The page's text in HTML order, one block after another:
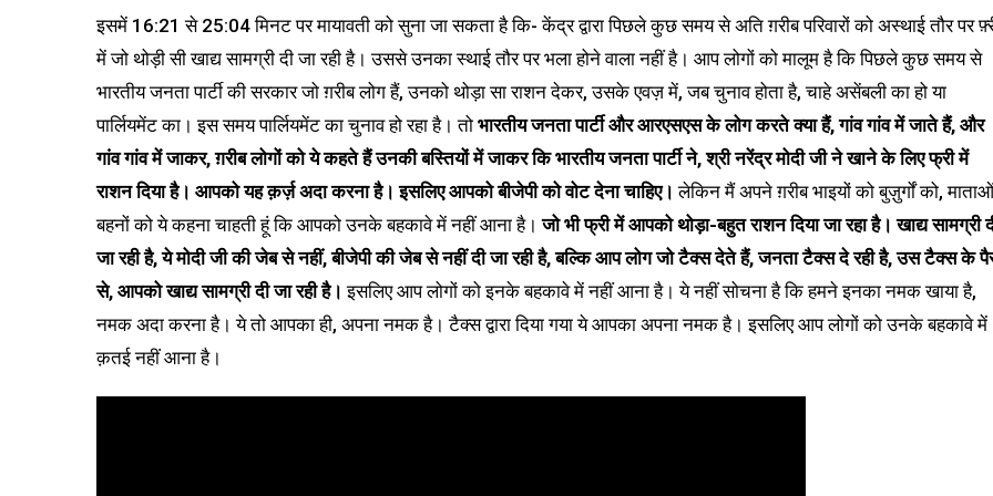
इसमें 16:21 से 25:04 मिनट पर मायावती को सुना जा सकता है कि- केंद्र द्वारा पिछले कुछ समय से अति ग़रीब परिवारों को अस्थाई तौर पर
में जो थोड़ी सी खाद्य सामग्री दी जा रही है। उससे उनका स्थाई तौर पर भला होने वाला नहीं है। आप लोगों को मालूम है कि पिछले कुछ समय से
भारतीय जनता पार्टी की सरकार जो ग़रीब लोग हैं, उनको थोड़ा सा राशन देकर, उसके एवज़ में, जब चुनाव होता है, चाहे असेंबली का हो या
पार्लियमेंट का। इस समय पार्लियमेंट का चुनाव हो रहा है। तो भारतीय जनता पार्टी और आरएसएस के लोग करते क्या हैं, गांव गांव में जाते हैं, और
गांव गांव में जाकर, ग़रीब लोगों को ये कहते हैं उनकी बस्तियों में जाकर कि भारतीय जनता पार्टी ने, श्री नरेंद्र मोदी जी ने खाने के लिए फ्री में
राशन दिया है। आपको यह क़र्ज़ अदा करना है। इसलिए आपको बीजेपी को वोट देना चाहिए। लेकिन मैं अपने ग़रीब भाइयों को बुज़ुर्गों को,
बहनों को ये कहना चाहती हूं कि आपको उनके बहकावे में नहीं आना है।जो भी फ्री में आपको थोड़ा-बहुत राशन दिया जा रहा है। खाद्य सामग्री
जा रही है, ये मोदी जी की जेब से नहीं, बीजेपी की जेब से नहीं दी जा रही है, बल्कि आप लोग जो टैक्स देते हैं, जनता टैक्स दे रही है, उस टैक्स के
से, आपको खाद्य सामग्री दी जा रही है। इसलिए आप लोगों को इनके बहकावे में नहीं आना है। ये नहीं सोचना है कि हमने इनका नमक खाया है,
नमक अदा करना है। ये तो आपका ही, अपना नमक है। टैक्स द्वारा दिया गया ये आपका अपना नमक है। इसलिए आप लोगों को उनके बहकावे में
क़तई नहीं आना है।